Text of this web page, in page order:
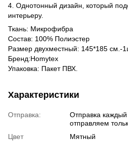
4. Однотонный дизайн, который
интерьеру.
Ткань: Микрофибра
Состав: 100% Полиэстер
Размер двухместный: 145*185 см.-
Бренд:Homytex
Упаковка: Пакет ПВХ.
Характеристики
Отправка:
Отправка
отправляем
Цвет
Мятный